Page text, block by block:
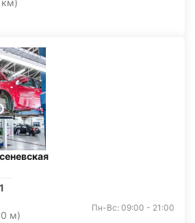
км)
м)
Пн-Вс: 09:00 - 21:00